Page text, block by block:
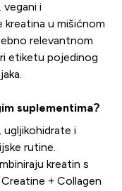
vegani i
kreatina u mišićnom
relevantnom
etiketu pojedinog
suplementima?
i
rutine.
kreatin s
+ Collagen